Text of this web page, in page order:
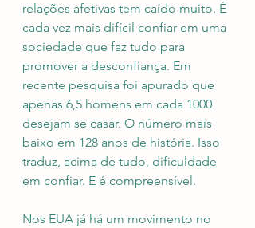
relações afetivas tem caído muito. É
cada vez mais difícil confiar em uma
sociedade que faz tudo para
promover a desconfiança. Em
recente pesquisa foi apurado que
apenas 6,5 homens em cada 1000
desejam se casar. O número mais
baixo em 128 anos de história. Isso
traduz, acima de tudo, dificuldade
em confiar. E é compreensível.
Nos EUA já há um movimento no